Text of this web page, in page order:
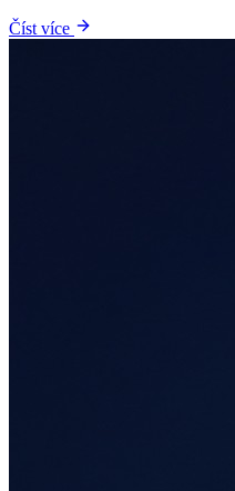
Číst více